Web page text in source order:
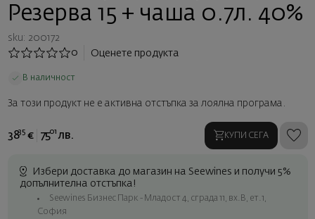
Резерва 15 + чаша 0.7л. 40%
sku: 200172
0
Оценете продукта
В наличност
За този продукт не е активна отстъпка за лоялна програма.
3835 € 7501 лв. КУПИ СЕГА
Избери доставка до магазин на Seewines и получи 5%
допълнителна отстъпка!
Seewines Бизнес Парк - Младост 4, сграда 11, вх.В, ет.1,
София